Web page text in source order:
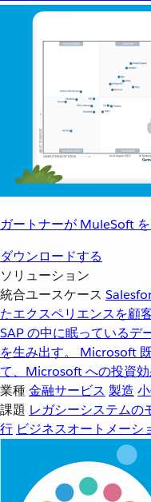
ガートナーが MuleSoft
ダウンロードする
ソリューション
統合ユースケース
たエクスペリエンスを顧
SAP の中に眠っているデ
を生み出す。
Microsoft
て、Microsoft への投資効
業種金融サービス 製造
課題 レガシーシステムの
行 ビジネスオートメーシ